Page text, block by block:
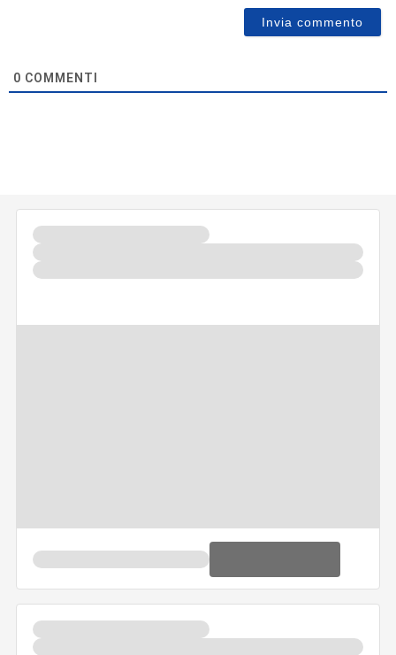
0 COMMENTI